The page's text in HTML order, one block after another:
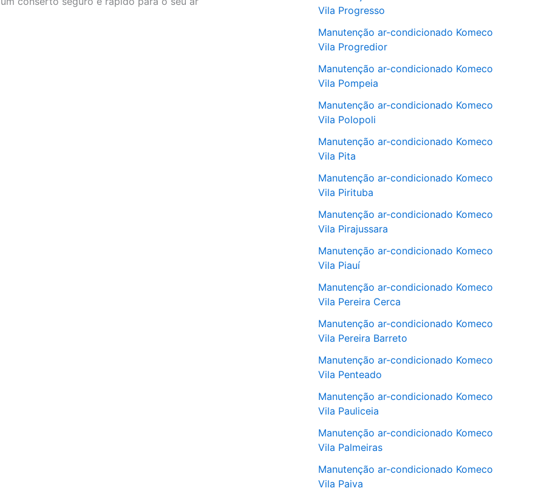
Vila Progresso
Manutenção ar-condicionado Komeco
Vila Progredior
Manutenção ar-condicionado Komeco
Vila Pompeia
Manutenção ar-condicionado Komeco
Vila Polopoli
Manutenção ar-condicionado Komeco
Vila Pita
Manutenção ar-condicionado Komeco
Vila Pirituba
Manutenção ar-condicionado Komeco
Vila Pirajussara
Manutenção ar-condicionado Komeco
Vila Piauí
Manutenção ar-condicionado Komeco
Vila Pereira Cerca
Manutenção ar-condicionado Komeco
Vila Pereira Barreto
Manutenção ar-condicionado Komeco
Vila Penteado
Manutenção ar-condicionado Komeco
Vila Pauliceia
Manutenção ar-condicionado Komeco
Vila Palmeiras
Manutenção ar-condicionado Komeco
Vila Paiva